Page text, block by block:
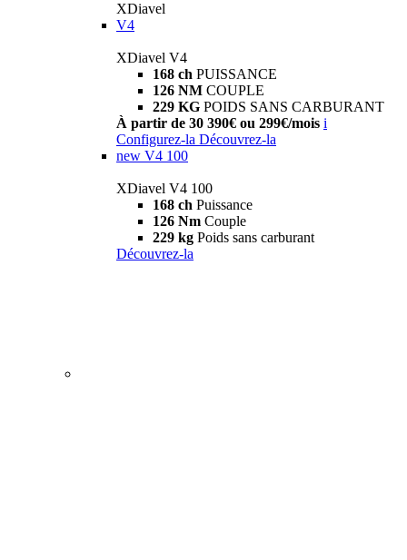
XDiavel
V4
XDiavel V4
168 ch PUISSANCE
126 NM COUPLE
229 KG POIDS SANS CARBURANT
À partir de 30 390€ ou 299€/mois i
Configurez-la Découvrez-la
new V4 100
XDiavel V4 100
168 ch Puissance
126 Nm Couple
229 kg Poids sans carburant
Découvrez-la